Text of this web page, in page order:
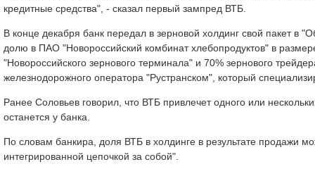
кредитные средства", - сказал первый зампред ВТБ.
В конце декабря банк передал в зерновой холдинг свой пакет
долю в ПАО "Новороссийский комбинат хлебопродуктов" в
"Новороссийского зернового терминала" и 70% зернового
железнодорожного оператора "Рустранском", который
Ранее Соловьев говорил, что ВТБ привлечет одного или
останется у банка.
По словам банкира, доля ВТБ в холдинге в результате продажи
интегрированной цепочкой за собой".